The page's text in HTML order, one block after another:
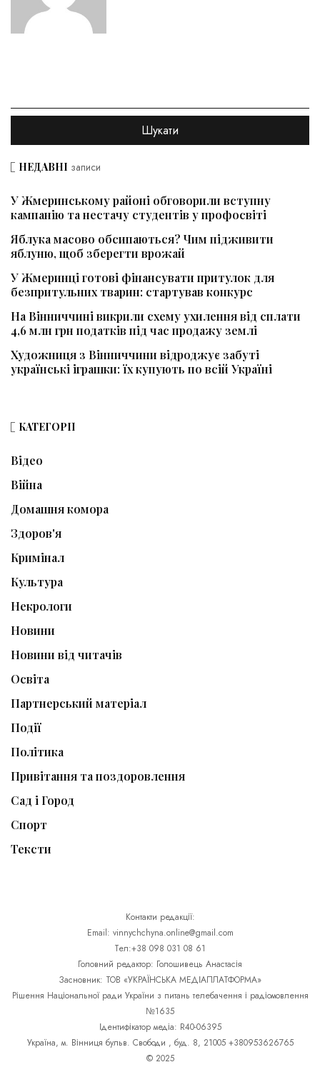
НЕДАВНІ записи
У Жмеринському районі обговорили вступну
кампанію та нестачу студентів у профосвіті
Яблука масово обсипаються? Чим підживити
яблуню, щоб зберегти врожай
У Жмеринці готові фінансувати притулок для
безпритульних тварин: стартував конкурс
На Вінниччині викрили схему ухилення від сплати
4,6 млн грн податків під час продажу землі
Художниця з Вінниччини відроджує забуті
українські іграшки: їх купують по всій Україні
КАТЕГОРІЇ
Відео
Війна
Домашня комора
Здоров'я
Кримінал
Культура
Некрологи
Новини
Новини від читачів
Освіта
Партнерський матеріал
Події
Політика
Привітання та поздоровлення
Сад і Город
Спорт
Тексти
Контакти редакції:
Email: vinnychchyna.online@gmail.com
Тел:+38 098 031 08 61
Головний редактор: Голошивець Анастасія
Засновник: ТОВ «УКРАЇНСЬКА МЕДІАПЛАТФОРМА»
Рішення Національної ради України з питань телебачення і радіомовлення
№1635
Ідентифікатор медіа: R40-06395
Україна, м. Вінниця бульв. Свободи , буд. 8, 21005 +380953626765
© 2025